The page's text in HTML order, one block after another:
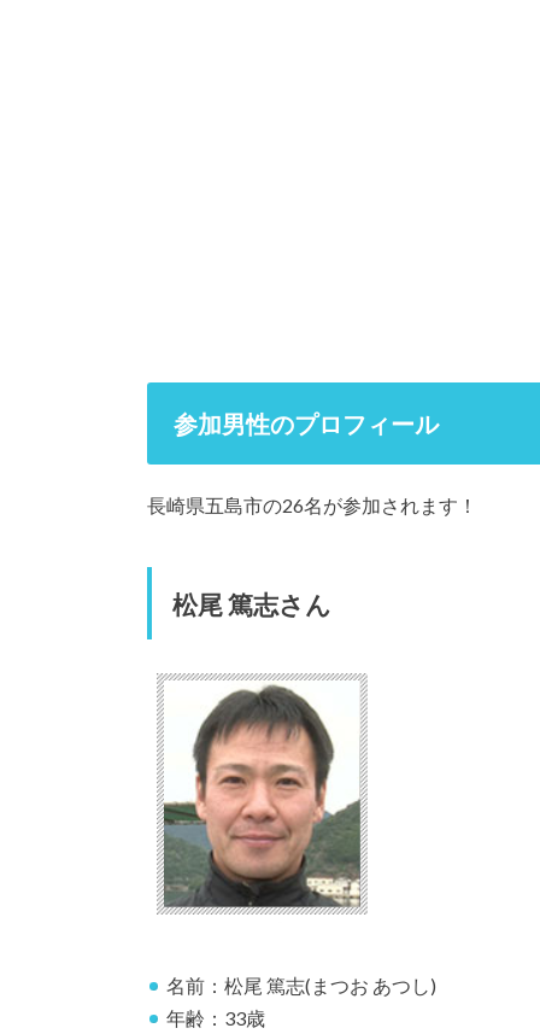
参加男性のプロフィール
長崎県五島市の26名が参加されます！
松尾 篤志さん
名前：松尾 篤志(まつお あつし)
年齢：33歳